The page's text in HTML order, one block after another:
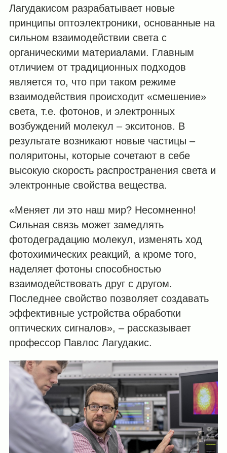
Лагудакисом разрабатывает новые
принципы оптоэлектроники, основанные на
сильном взаимодействии света с
органическими материалами. Главным
отличием от традиционных подходов
является то, что при таком режиме
взаимодействия происходит «смешение»
света, т.е. фотонов, и электронных
возбуждений молекул – экситонов. В
результате возникают новые частицы –
поляритоны, которые сочетают в себе
высокую скорость распространения света и
электронные свойства вещества.
«Меняет ли это наш мир? Несомненно!
Сильная связь может замедлять
фотодеградацию молекул, изменять ход
фотохимических реакций, а кроме того,
наделяет фотоны способностью
взаимодействовать друг с другом.
Последнее свойство позволяет создавать
эффективные устройства обработки
оптических сигналов», – рассказывает
профессор Павлос Лагудакис.